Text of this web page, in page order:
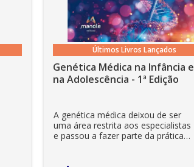
Últimos Livros Lançados
Genética Médica na Infância e
na Adolescência - 1ª Edição
A genética médica deixou de ser
uma área restrita aos especialistas
e passou a fazer parte da prática